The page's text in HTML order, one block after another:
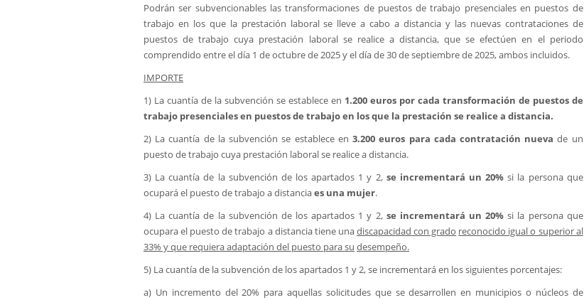
Podrán ser subvencionables las transformaciones de puestos de trabajo presenciales en puestos de
trabajo en los que la prestación laboral se lleve a cabo a distancia y las nuevas contrataciones de
puestos de trabajo cuya prestación laboral se realice a distancia, que se efectúen en el periodo
comprendido entre el día 1 de octubre de 2025 y el día de 30 de septiembre de 2025, ambos incluidos.
IMPORTE
1) La cuantía de la subvención se establece en 1.200 euros por cada transformación de puestos de
trabajo presenciales en puestos de trabajo en los que la prestación se realice a distancia.
2) La cuantía de la subvención se establece en3.200 euros para cada contratación nueva de un
puesto de trabajo cuya prestación laboral se realice a distancia.
3) La cuantía de la subvención de los apartados 1 y 2, se incrementará un 20% si la persona que
ocupará el puesto de trabajo a distanciaes una mujer.
4) La cuantía de la subvención de los apartados 1 y 2, se incrementará un 20% si la persona que
ocupara el puesto de trabajo a distancia tiene unadiscapacidad con grado reconocido igual o superior al
33% y que requiera adaptación del puesto para su desempeño.
5) La cuantía de la subvención de los apartados 1 y 2, se incrementará en los siguientes porcentajes:
a) Un incremento del 20% para aquellas solicitudes que se desarrollen en municipios o núcleos de